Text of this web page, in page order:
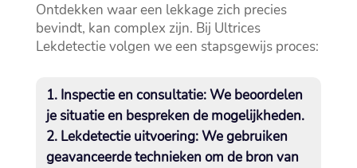
Ontdekken waar een lekkage zich precies
bevindt, kan complex zijn.​ Bij Ultrices
Lekdetectie volgen we een stapsgewijs proces:
Inspectie en consultatie:We beoordelen
je situatie en bespreken de mogelijkheden.​
Lekdetectie uitvoering:We gebruiken
geavanceerde technieken om de bron van